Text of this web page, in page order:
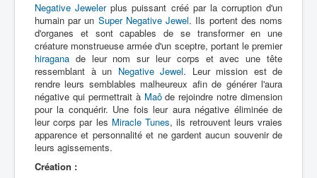
Negative Jewelerplus puissant créé par la corruption d'un
humain par un Super Negative Jewel. Ils portent des noms
d'organes et sont capables de se transformer en une
créature monstrueuse armée d'un sceptre, portant le premier
hiragana de leur nom sur leur corps et avec une tête
ressemblant à un Negative Jewel. Leur mission est de
rendre leurs semblables malheureux afin de générer l'aura
négative qui permettrait à Maôde rejoindre notre dimension
pour la conquérir. Une fois leur aura négative éliminée de
leur corps par les Miracle Tunes, ils retrouvent leurs vraies
apparence et personnalité et ne gardent aucun souvenir de
leurs agissements.
Création :